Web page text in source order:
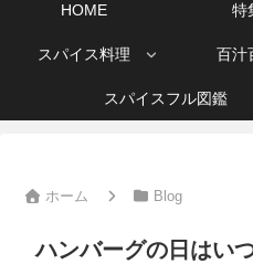
HOME 特
スパイス料理 百汁
スパイスフル図鑑
ホーム Blog
ハンバーグの日はい